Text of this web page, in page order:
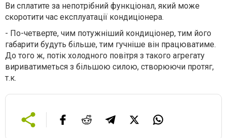
Ви сплатите за непотрібний функціонал, який може
скоротити час експлуатації кондиціонера.
- По-четверте, чим потужніший кондиціонер, тим його
габарити будуть більше, тим гучніше він працюватиме.
До того ж, потік холодного повітря з такого агрегату
вириватиметься з більшою силою, створюючи протяг,
т.к.